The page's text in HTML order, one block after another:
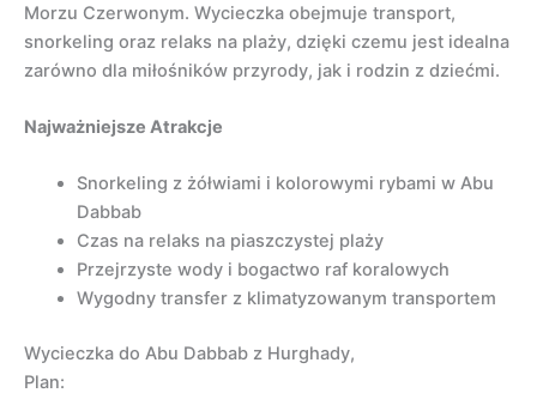
Morzu Czerwonym. Wycieczka obejmuje transport,
snorkeling oraz relaks na plaży, dzięki czemu jest idealna
zarówno dla miłośników przyrody, jak i rodzin z dziećmi.
Najważniejsze Atrakcje
Snorkeling z żółwiami i kolorowymi rybami w Abu
Dabbab
Czas na relaks na piaszczystej plaży
Przejrzyste wody i bogactwo raf koralowych
Wygodny transfer z klimatyzowanym transportem
Wycieczka do Abu Dabbab z Hurghady,
Plan: